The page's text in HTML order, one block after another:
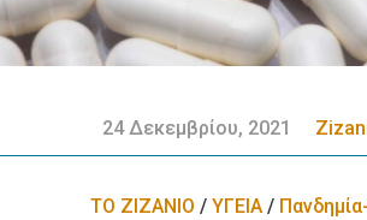
24 Δεκεμβρίου, 2021
ΤΟ ΖΙΖΑΝΙΟ / ΥΓΕΙΑ /